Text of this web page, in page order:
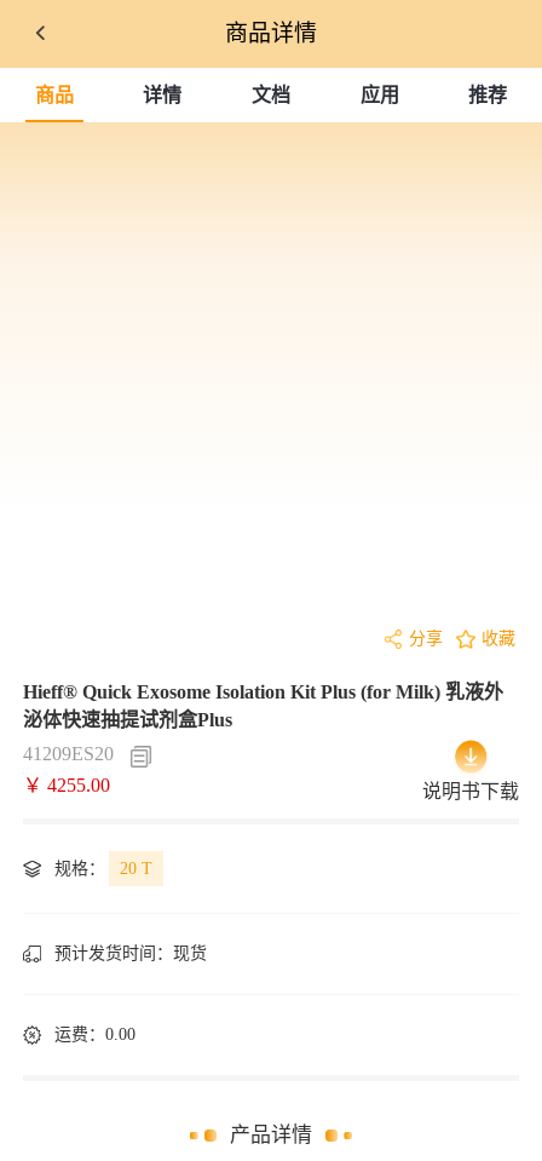
商品详情
商品 详情 文档 应用 推荐
分享 收藏
Hieff® Quick Exosome Isolation Kit Plus (for Milk) 乳液外
泌体快速抽提试剂盒Plus
41209ES20
￥ 4255.00
说明书下载
规格： 20 T
预计发货时间： 现货
运费：0.00
产品详情